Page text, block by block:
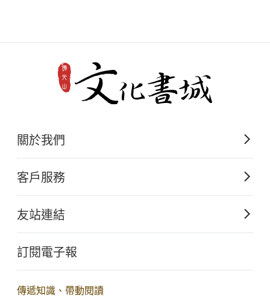
關於我們
佛光山文化出版的起源
關於文化出版
客戶服務
購書須知
大量團購
查詢訂單
友站連結
佛光山全球資訊網
訂閱電子報
傳遞知識、帶動閱讀